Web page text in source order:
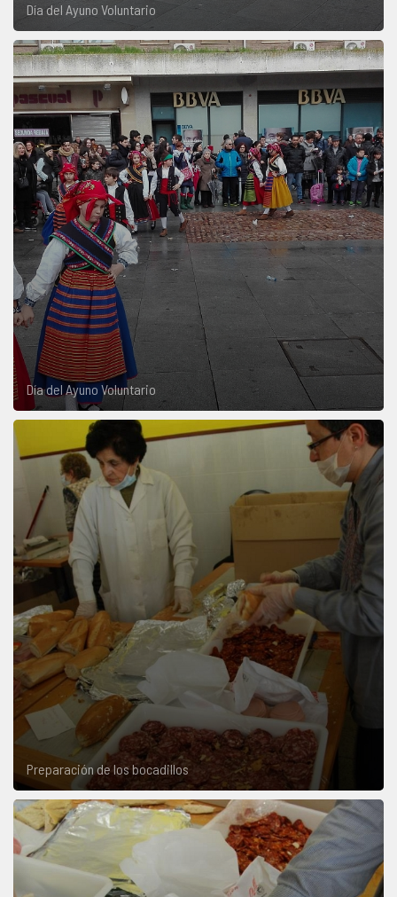
Día del Ayuno Voluntario
Día del Ayuno Voluntario
Preparación de los bocadillos